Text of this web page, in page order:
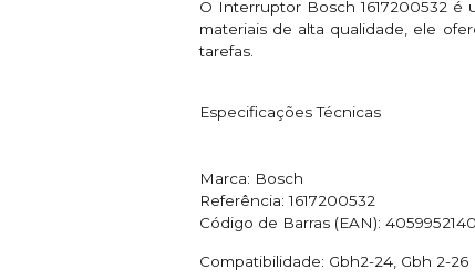
O Interruptor Bosch 1617200532
materiais de alta qualidade, ele
tarefas.
Especificações Técnicas
Marca: Bosch
Referência: 1617200532
Código de Barras (EAN):
Compatibilidade: Gbh2-24, Gbh 2-26